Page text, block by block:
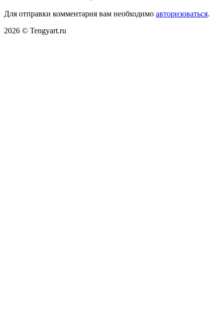
Для отправки комментария вам необходимо авторизоваться.
2026 © Tengyart.ru